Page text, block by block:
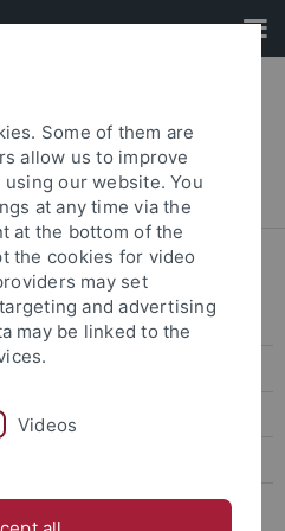
Forum Junge Rechtswissenschaft
Some of them are
allow us to improve
our website. You
at any time via the
at the bottom of the
the cookies for video
may set
and advertising
may be linked to the
Videos